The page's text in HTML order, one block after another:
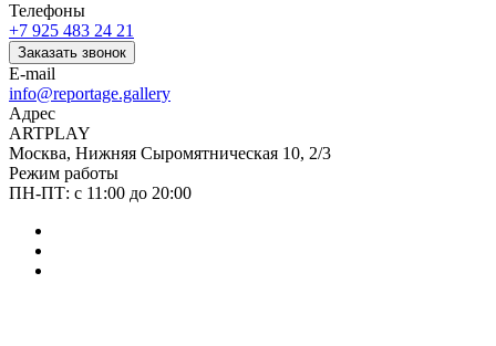
Телефоны
+7 925 483 24 21
Заказать звонок
E-mail
info@reportage.gallery
Адрес
ARTPLAY
Москва, Нижняя Сыромятническая 10, 2/3
Режим работы
ПН-ПТ: с 11:00 до 20:00